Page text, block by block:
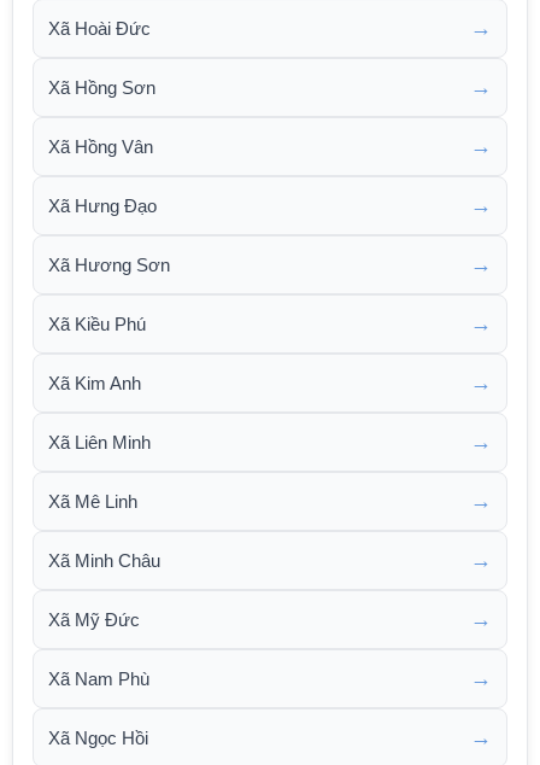
Xã Hoài Đức →
Xã Hồng Sơn →
Xã Hồng Vân →
Xã Hưng Đạo →
Xã Hương Sơn →
Xã Kiều Phú →
Xã Kim Anh →
Xã Liên Minh →
Xã Mê Linh →
Xã Minh Châu →
Xã Mỹ Đức →
Xã Nam Phù →
Xã Ngọc Hồi →